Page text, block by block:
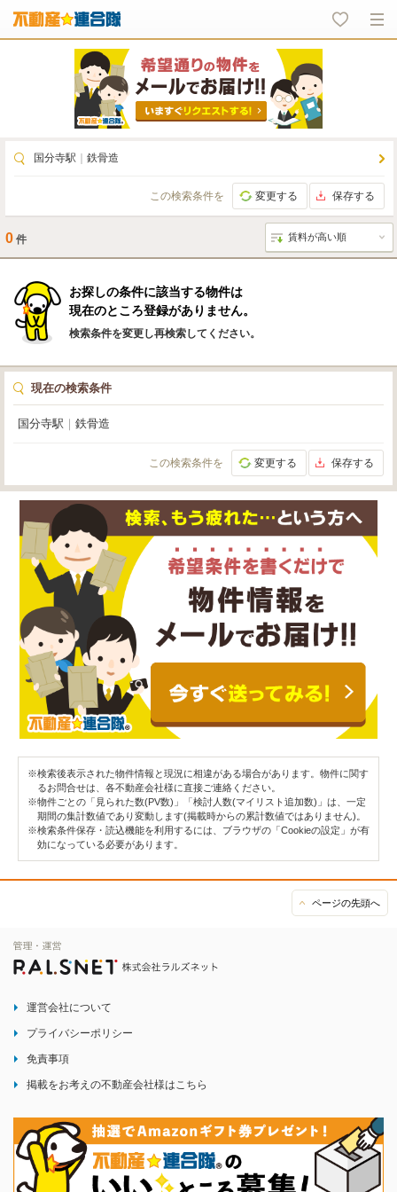
国分寺駅 鉄骨造
この検索条件を 変更する 保存する
0 件
お探しの条件に該当する物件は
現在のところ登録がありません。
検索条件を変更し再検索してください。
現在の検索条件
国分寺駅 鉄骨造
この検索条件を 変更する 保存する
※検索後表示された物件情報と現況に相違がある場合があります。物件に関す
るお問合せは、各不動産会社様に直接ご連絡ください。
※物件ごとの「見られた数(PV数)」「検討人数(マイリスト追加数)」は、一定
期間の集計数値であり変動します(掲載時からの累計数値ではありません)。
※検索条件保存・読込機能を利用するには、ブラウザの「Cookieの設定」が有
効になっている必要があります。
ページの先頭へ
運営会社について
プライバシーポリシー
免責事項
掲載をお考えの不動産会社様はこちら